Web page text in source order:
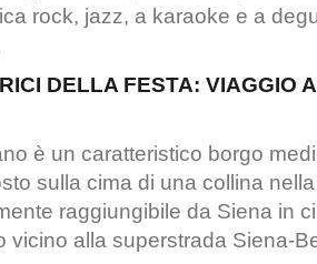
rock, jazz, a karaoke e a
DELLA FESTA: VIAGGIO
è un caratteristico borgo
sulla cima di una collina
raggiungibile da Siena in
vicino alla superstrada Siena-